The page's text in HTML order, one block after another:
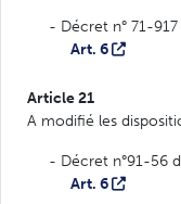
- Décret n° 71-
Art. 6
Article 21
A modifié les
- Décret n°91-56
Art. 6